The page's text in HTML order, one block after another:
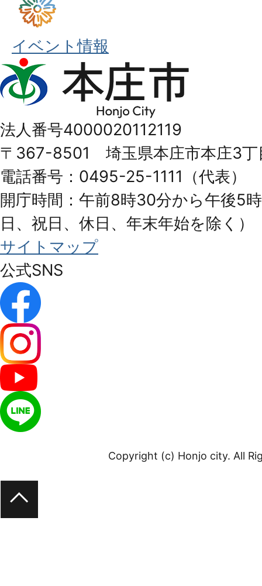
イベント情報
本
庄
Honjo
City
法人番号4000020112119
〒367-8501 埼玉県本庄市本庄3丁
電話番号：0495-25-1111（代表）
開庁時間：午前8時30分から午後5
日、祝日、休日、年末年始を除く）
サイトマップ
公式SNS
Copyright (c) Honjo city. All